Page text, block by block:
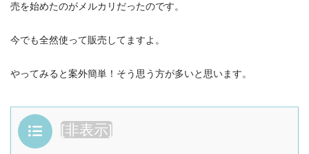
売を始めたのがメルカリだったのです。
今でも全然使って販売してますよ。
やってみると案外簡単！そう思う方が多いと思います。
目次 [非表示]